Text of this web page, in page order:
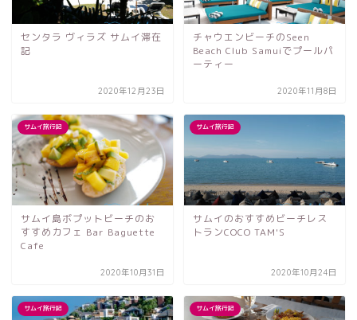
センタラ ヴィラズ サムイ滞在
記
2020年12月23日
チャウエンビーチのSeen
Beach Club Samuiでプールパ
ーティー
2020年11月8日
サムイ旅行記
サムイ島ボプットビーチのお
すすめカフェ Bar Baguette
Cafe
2020年10月31日
サムイ旅行記
サムイのおすすめビーチレス
トランCOCO TAM'S
2020年10月24日
サムイ旅行記 サムイ旅行記